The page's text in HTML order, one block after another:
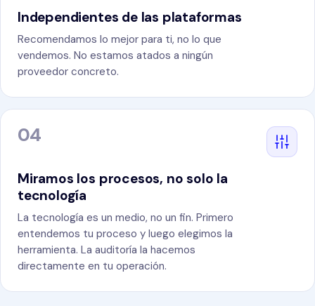
Independientes de las plataformas
Recomendamos lo mejor para ti, no lo que
vendemos. No estamos atados a ningún
proveedor concreto.
04
Miramos los procesos, no solo la
tecnología
La tecnología es un medio, no un fin. Primero
entendemos tu proceso y luego elegimos la
herramienta. La auditoría la hacemos
directamente en tu operación.